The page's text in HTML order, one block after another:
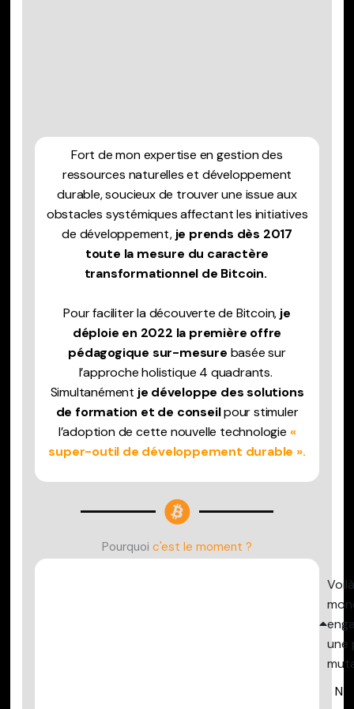
Fort de mon expertise en gestion des
ressources naturelles et développement
durable, soucieux de trouver une issue aux
obstacles systémiques affectant les initiatives
de développement, je prends dès 2017
toute la mesure du caractère
transformationnel de Bitcoin.
Pour faciliter la découverte de Bitcoin, je
déploie en 2022 la première offre
pédagogique sur-mesure basée sur
l’approche holistique 4 quadrants.
Simultanément je développe des solutions
de formation et de conseilpour stimuler
l’adoption de cette nouvelle technologie «
super-outil de développement durable ».
Pourquoi c'est le moment ?
une
N